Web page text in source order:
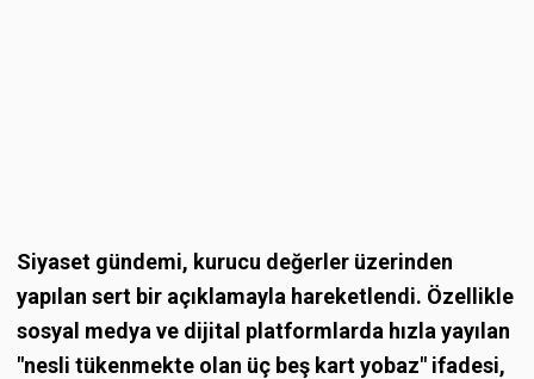
Siyaset gündemi, kurucu değerler üzerinden
yapılan sert bir açıklamayla hareketlendi. Özellikle
sosyal medya ve dijital platformlarda hızla yayılan
"nesli tükenmekte olan üç beş kart yobaz" ifadesi,